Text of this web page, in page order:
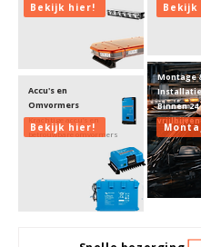
Accu's en
Omvormers
Krachtige accu’s en
betrouwbare omvormers
Montage
Installatie
Binnen 24
Bekijk hier! Bekijk
Bekijk hier!